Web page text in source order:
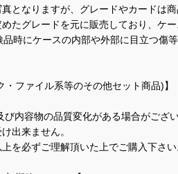
となりますが、グレードやカードは商
たグレードを元に販売しており、ケ
時にケースの内部や外部に目立つ傷
ファイル系等のその他セット商品)】
内容物の品質変化がある場合がござい
出来ません。
を必ずご理解頂いた上でご購入下さい